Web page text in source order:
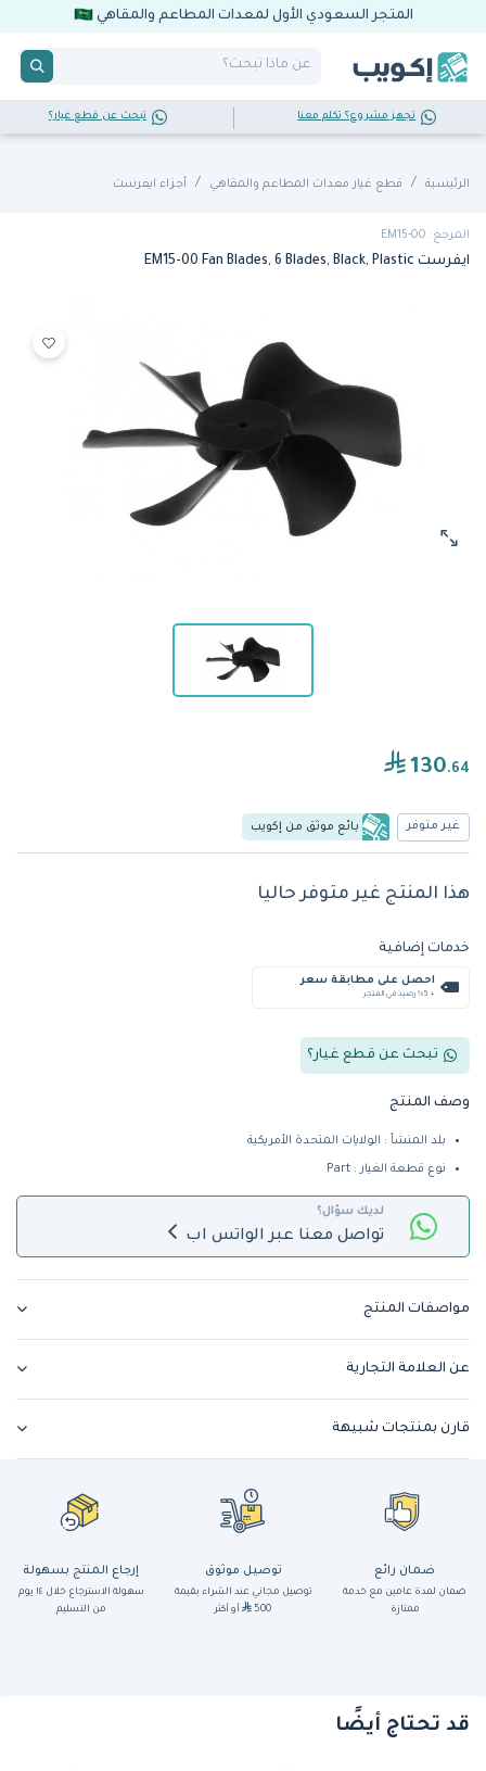
المتجر السعودي الأول لمعدات المطاعم والمقاهي
تجهز مشروع؟ تكلم معنا تبحث عن قطع غيار؟
الرئيسية قطع غيار معدات المطاعم والمقاهي أجزاء ايفرست
المرجع: EM15-00
ايفرست EM15-00 Fan Blades, 6 Blades, Black, Plastic
130.64
غير متوفر بائع موثق من إكويب
هذا المنتج غير متوفر حاليا
خدمات إضافية
احصل على مطابقة سعر
+ %5 رصيد في المتجر
تبحث عن قطع غيار؟
وصف المنتج
بلد المنشأ : الولايات المتحدة الأمريكية
نوع قطعة الغيار : Part
لديك سؤال؟
تواصل معنا عبر الواتس اب
مواصفات المنتج
عن العلامة التجارية
قارن بمنتجات شبيهة
ضمان رائع
ضمان لمدة عامين مع خدمة
ممتازة
توصيل موثوق
توصيل مجاني عند الشراء بقيمة
500
أو أكثر
إرجاع المنتج بسهولة
سهولة الاسترجاع خلال ١٤ يوم
من التسليم
قد تحتاج أيضًا